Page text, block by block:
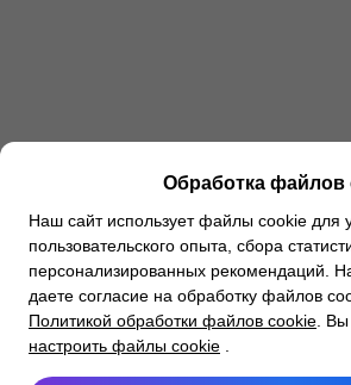
Обработка файлов
Наш сайт использует файлы cookie для
пользовательского опыта, сбора
персонализированных рекомендаций.
даете согласие на обработку файлов
Политикой обработки файлов cookie .
настроить файлы cookie